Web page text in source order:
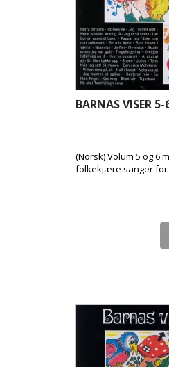
BARNAS VISER 5-
(Norsk) Volum 5 og 6
folkekjære sanger for